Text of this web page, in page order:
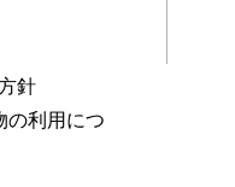
針
の利用につ